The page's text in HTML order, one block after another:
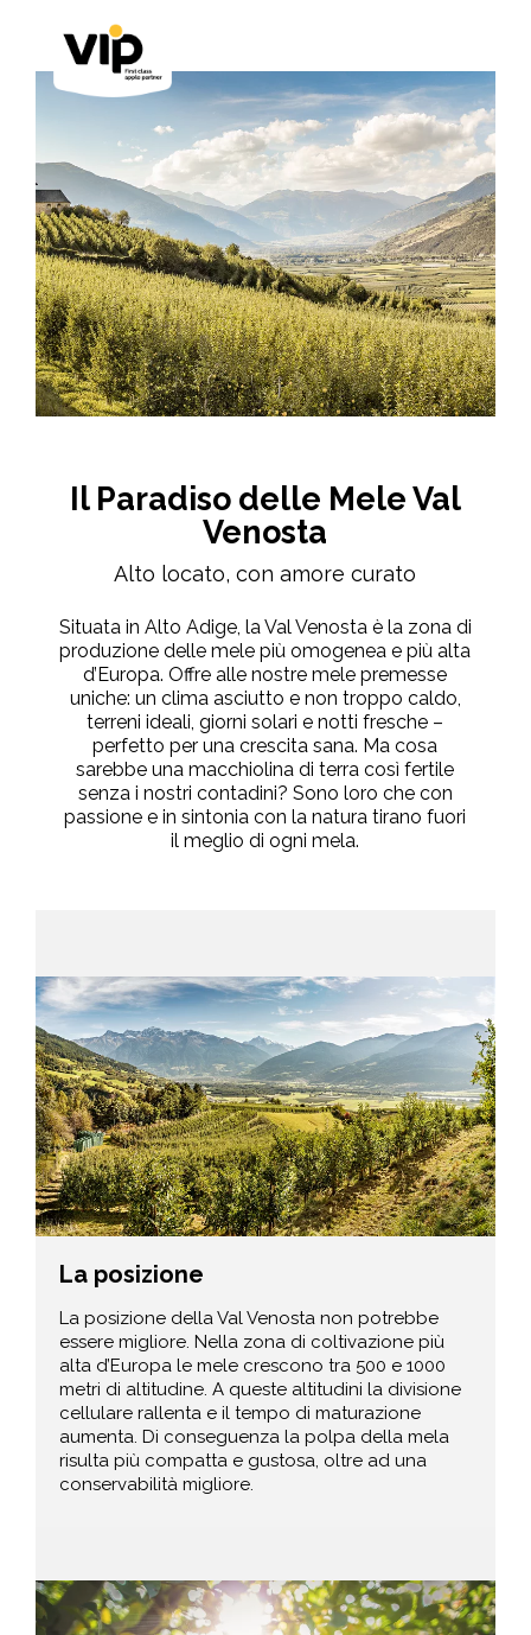
Il Paradiso delle Mele Val
Venosta
Alto locato, con amore curato
Situata in Alto Adige, la Val Venosta è la zona di
produzione delle mele più omogenea e più alta
d’Europa. Offre alle nostre mele premesse
uniche: un clima asciutto e non troppo caldo,
terreni ideali, giorni solari e notti fresche –
perfetto per una crescita sana. Ma cosa
sarebbe una macchiolina di terra così fertile
senza i nostri contadini? Sono loro che con
passione e in sintonia con la natura tirano fuori
il meglio di ogni mela.
La posizione
La posizione della Val Venosta non potrebbe
essere migliore. Nella zona di coltivazione più
alta d’Europa le mele crescono tra 500 e 1000
metri di altitudine. A queste altitudini la divisione
cellulare rallenta e il tempo di maturazione
aumenta. Di conseguenza la polpa della mela
risulta più compatta e gustosa, oltre ad una
conservabilità migliore.